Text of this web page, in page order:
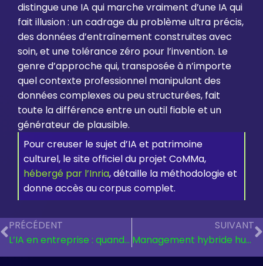
distingue une IA qui marche vraiment d’une IA qui
fait illusion : un cadrage du problème ultra précis,
des données d’entraînement construites avec
soin, et une tolérance zéro pour l’invention. Le
genre d’approche qui, transposée à n’importe
quel contexte professionnel manipulant des
données complexes ou peu structurées, fait
toute la différence entre un outil fiable et un
générateur de plausible.
Pour creuser le sujet d’IA et patrimoine
culturel, le site officiel du projet CoMMa,
hébergé par l’Inria, détaille la méthodologie et
donne accès au corpus complet.
PRÉCÉDENT
L’IA en entreprise : quand l’injonction devient le problème.
SUIVANT
Management hybride humain-IA : le vrai changement n’est pas technique.